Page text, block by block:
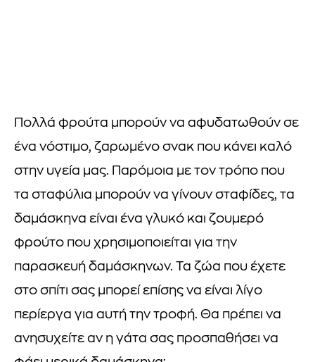
Πολλά φρούτα μπορούν να αφυδατωθούν σε
ένα νόστιμο, ζαρωμένο σνακ που κάνει καλό
στην υγεία μας. Παρόμοια με τον τρόπο που
τα σταφύλια μπορούν να γίνουν σταφίδες, τα
δαμάσκηνα είναι ένα γλυκό και ζουμερό
φρούτο που χρησιμοποιείται για την
παρασκευή δαμάσκηνων. Τα ζώα που έχετε
στο σπίτι σας μπορεί επίσης να είναι λίγο
περίεργα για αυτή την τροφή. Θα πρέπει να
ανησυχείτε αν η γάτα σας προσπαθήσει να